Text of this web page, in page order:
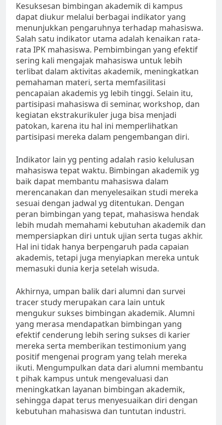
Kesuksesan bimbingan akademik di kampus
dapat diukur melalui berbagai indikator yang
menunjukkan pengaruhnya terhadap mahasiswa.
Salah satu indikator utama adalah kenaikan rata-
rata IPK mahasiswa. Pembimbingan yang efektif
sering kali mengajak mahasiswa untuk lebih
terlibat dalam aktivitas akademik, meningkatkan
pemahaman materi, serta memfasilitasi
pencapaian akademis yg lebih tinggi. Selain itu,
partisipasi mahasiswa di seminar, workshop, dan
kegiatan ekstrakurikuler juga bisa menjadi
patokan, karena itu hal ini memperlihatkan
partisipasi mereka dalam pengembangan diri.
Indikator lain yg penting adalah rasio kelulusan
mahasiswa tepat waktu. Bimbingan akademik yg
baik dapat membantu mahasiswa dalam
merencanakan dan menyelesaikan studi mereka
sesuai dengan jadwal yg ditentukan. Dengan
peran bimbingan yang tepat, mahasiswa hendak
lebih mudah memahami kebutuhan akademik dan
mempersiapkan diri untuk ujian serta tugas akhir.
Hal ini tidak hanya berpengaruh pada capaian
akademis, tetapi juga menyiapkan mereka untuk
memasuki dunia kerja setelah wisuda.
Akhirnya, umpan balik dari alumni dan survei
tracer study merupakan cara lain untuk
mengukur sukses bimbingan akademik. Alumni
yang merasa mendapatkan bimbingan yang
efektif cenderung lebih sering sukses di karier
mereka serta memberikan testimonium yang
positif mengenai program yang telah mereka
ikuti. Mengumpulkan data dari alumni membantu
t pihak kampus untuk mengevaluasi dan
meningkatkan layanan bimbingan akademik,
sehingga dapat terus menyesuaikan diri dengan
kebutuhan mahasiswa dan tuntutan industri.